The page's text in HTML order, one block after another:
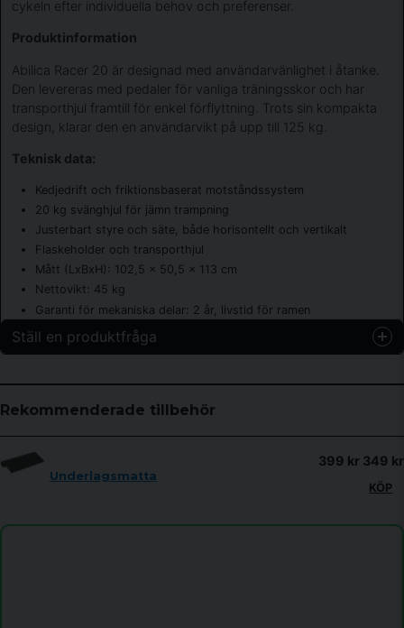
cykeln efter individuella behov och preferenser.
Produktinformation
Abilica Racer 20 är designad med användarvänlighet i åtanke.
Den levereras med pedaler för vanliga träningsskor och har
transporthjul framtill för enkel förflyttning. Trots sin kompakta
design, klarar den en användarvikt på upp till 125 kg.
Teknisk data:
Kedjedrift och friktionsbaserat motståndssystem
20 kg svänghjul för jämn trampning
Justerbart styre och säte, både horisontellt och vertikalt
Flaskeholder och transporthjul
Mått (LxBxH): 102,5 x 50,5 x 113 cm
Nettovikt: 45 kg
Garanti för mekaniska delar: 2 år, livstid för ramen
Ställ en produktfråga
Fråga oss något om denna produkten...
nameNamn
Rekommenderade tillbehör
Underlagsmatta
399 kr 349 kr
KÖP